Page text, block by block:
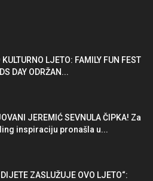
KULTURNO LJETO: FAMILY FUN FEST
DAY ODRŽAN...
JEREMIĆ SEVNULA ČIPKA! Za
inspiraciju pronašla u...
DIJETE ZASLUŽUJE OVO LJETO“: